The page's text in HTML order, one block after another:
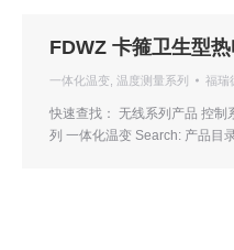
FDWZ 卡箍卫生型
一体化温变 温度测量系列 福瑞
快速查找： 无线系列产品 控制
列 一体化温变 Search: 产品目